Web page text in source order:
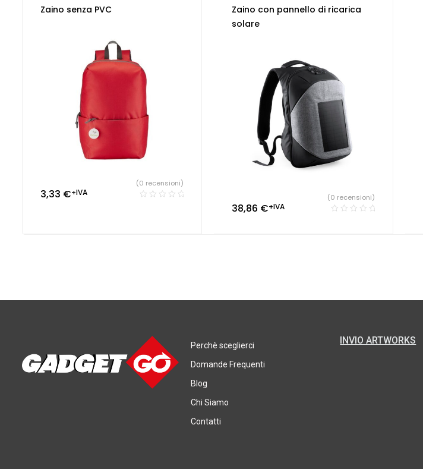
Zaino senza PVC
3,33 €+IVA
(0 recensioni)
Zaini personalizzati
Zaino con pannello di ricarica
solare
38,86 €+IVA
(0 recensioni)
Perchè sceglierci
Domande Frequenti
Blog
Chi Siamo
Contatti
INVIO ARTWORKS